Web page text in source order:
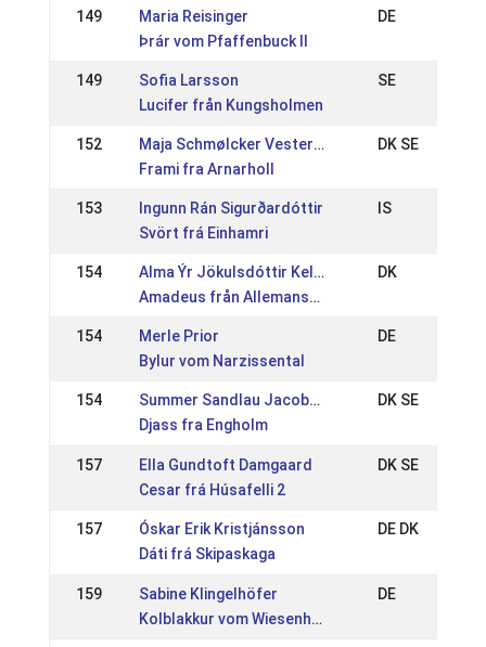
149
Maria Reisinger
Þrár vom Pfaffenbuck II
DE
149
Sofia Larsson
Lucifer från Kungsholmen
SE
152
Maja Schmølcker Vestergård
Frami fra Arnarholl
DK SE
153
Ingunn Rán Sigurðardóttir
Svört frá Einhamri
IS
154
Alma Ýr Jökulsdóttir Kellin
Amadeus från Allemansängen
DK
154
Merle Prior
Bylur vom Narzissental
DE
154
Summer Sandlau Jacobsen
Djass fra Engholm
DK SE
157
Ella Gundtoft Damgaard
Cesar frá Húsafelli 2
DK SE
157
Óskar Erik Kristjánsson
Dáti frá Skipaskaga
DE DK
159
Sabine Klingelhöfer
Kolblakkur vom Wiesenhof
DE